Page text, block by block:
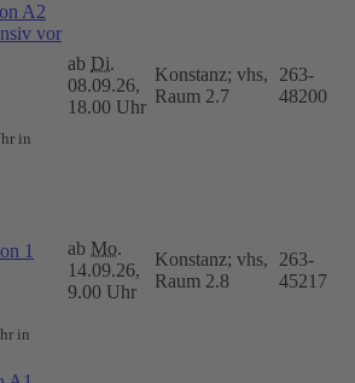
A2
vor
in
ab Di.
08.09.26,
18.00 Uhr
Konstanz; vhs,
Raum 2.7
263-
48200
1
in
ab Mo.
14.09.26,
9.00 Uhr
Konstanz; vhs,
Raum 2.8
263-
45217